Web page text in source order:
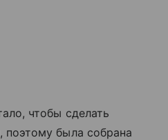
чтобы сделать
поэтому была собрана